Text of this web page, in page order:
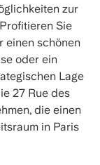
zur
Sie
einen schönen
oder ein
Lage
27 Rue des
die einen
in Paris